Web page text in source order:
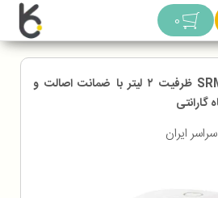
0
پلوپز سنکور مدل SRM2000 ظرفیت ۲ لیتر با ضمانت اصالت و
سراسر ایران